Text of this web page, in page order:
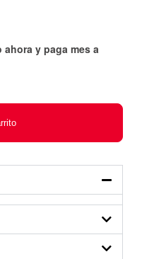
ahora y paga mes a